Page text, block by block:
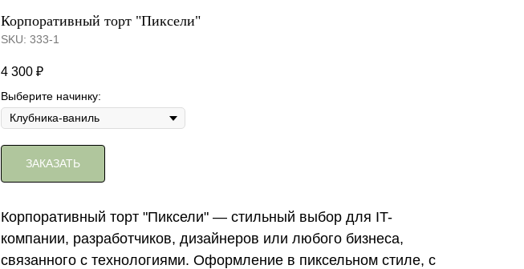
Корпоративный торт "Пиксели"
SKU: 333-1
4 300 ₽
Выберите начинку:
ЗАКАЗАТЬ
Корпоративный торт "Пиксели" — стильный выбор для IT-
компании, разработчиков, дизайнеров или любого бизнеса,
связанного с технологиями. Оформление в пиксельном стиле, с